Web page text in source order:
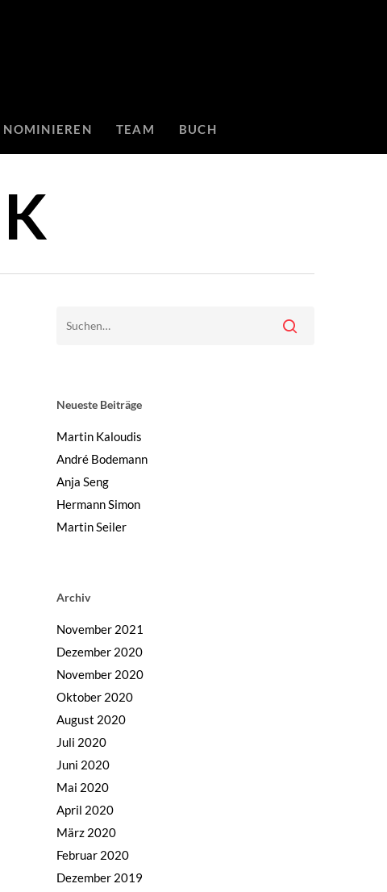
NOMINIEREN TEAM BUCH
Neueste Beiträge
Martin Kaloudis
André Bodemann
Anja Seng
Hermann Simon
Martin Seiler
Archiv
November 2021
Dezember 2020
November 2020
Oktober 2020
August 2020
Juli 2020
Juni 2020
Mai 2020
April 2020
März 2020
Februar 2020
Dezember 2019